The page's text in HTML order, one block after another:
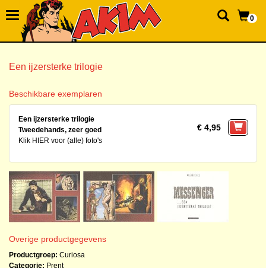
0
Een ijzersterke trilogie
Beschikbare exemplaren
Een ijzersterke trilogie
Tweedehands, zeer goed
Klik HIER voor (alle) foto's
€ 4,95
Overige productgegevens
Productgroep: Curiosa
Categorie: Prent